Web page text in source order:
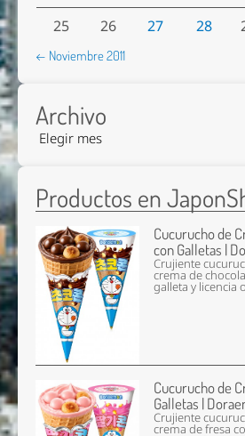
25
26 27 28
← Noviembre 2011
Archivo
Productos en
Cucurucho de
con Galletas |
Crujiente
crema de
galleta y licencia
Cucurucho de
Galletas |
Crujiente
crema de fresa